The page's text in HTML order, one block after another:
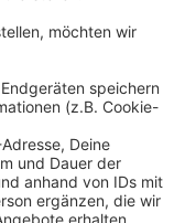
Übung, die
der Schutz vor
für den
Die Reservisten